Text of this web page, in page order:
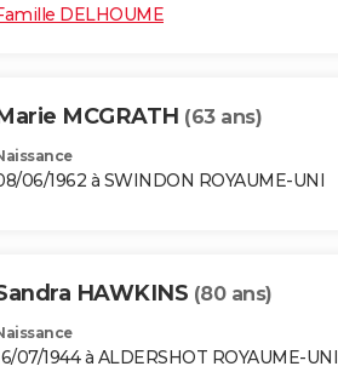
DELHOUME
MCGRATH (63 ans)
06/1962 à SWINDON ROYAUME-UNI
HAWKINS (80 ans)
07/1944 à ALDERSHOT ROYAUME-UNI